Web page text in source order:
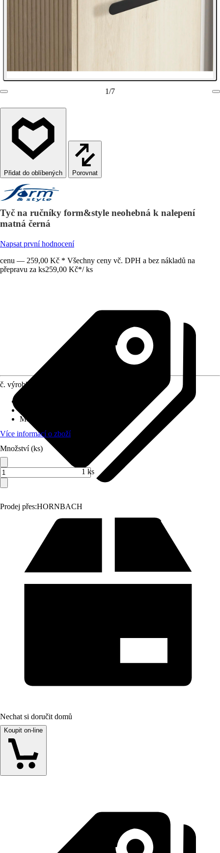
1/7
Porovnat
Tyč na ručníky form&style neohebná k nalepení
matná černá
Napsat první hodnocení
cenu — 259,00 Kč * Všechny ceny vč. DPH a bez nákladů na
přepravu za ks259,00 Kč*/ ks
Prodej přes:HORNBACH
č. výrobku
Možnost upevnění
Více informací o zboží
Množství (ks)
1 ks
Nechat si doručit domů
Koupit on-line